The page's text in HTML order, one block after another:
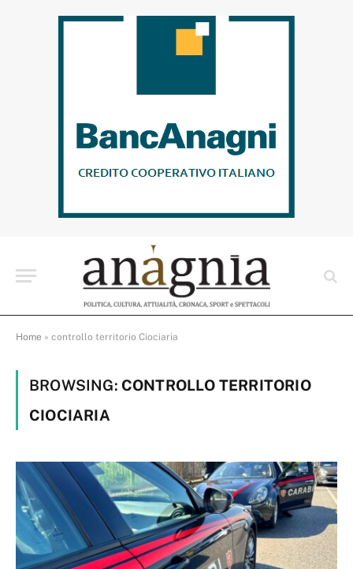
Home » controllo territorio Ciociaria
BROWSING: CONTROLLO TERRITORIO
CIOCIARIA